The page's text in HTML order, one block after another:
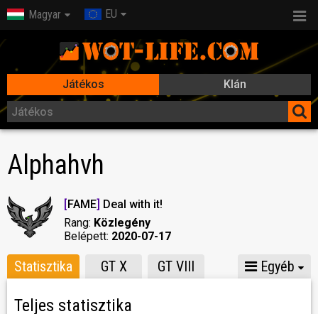
Magyar EU
Játékos Klán
Alphahvh
[FAME] Deal with it!
Rang: Közlegény
Belépett: 2020-07-17
Statisztika GT X GT VIII Egyéb
Teljes statisztika